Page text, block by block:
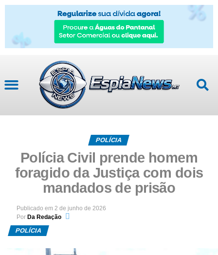
POLÍCIA
Polícia Civil prende homem
foragido da Justiça com dois
mandados de prisão
Publicado em 2 de junho de 2026
Por Da Redação
POLÍCIA